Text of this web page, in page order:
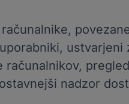
ustvarjeni
nadzor